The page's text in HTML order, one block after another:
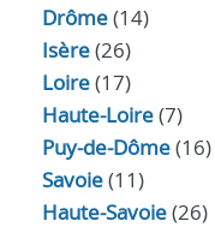
Drôme(14)
Isère(26)
Loire(17)
Haute-Loire(7)
Puy-de-Dôme(16)
Savoie(11)
Haute-Savoie(26)